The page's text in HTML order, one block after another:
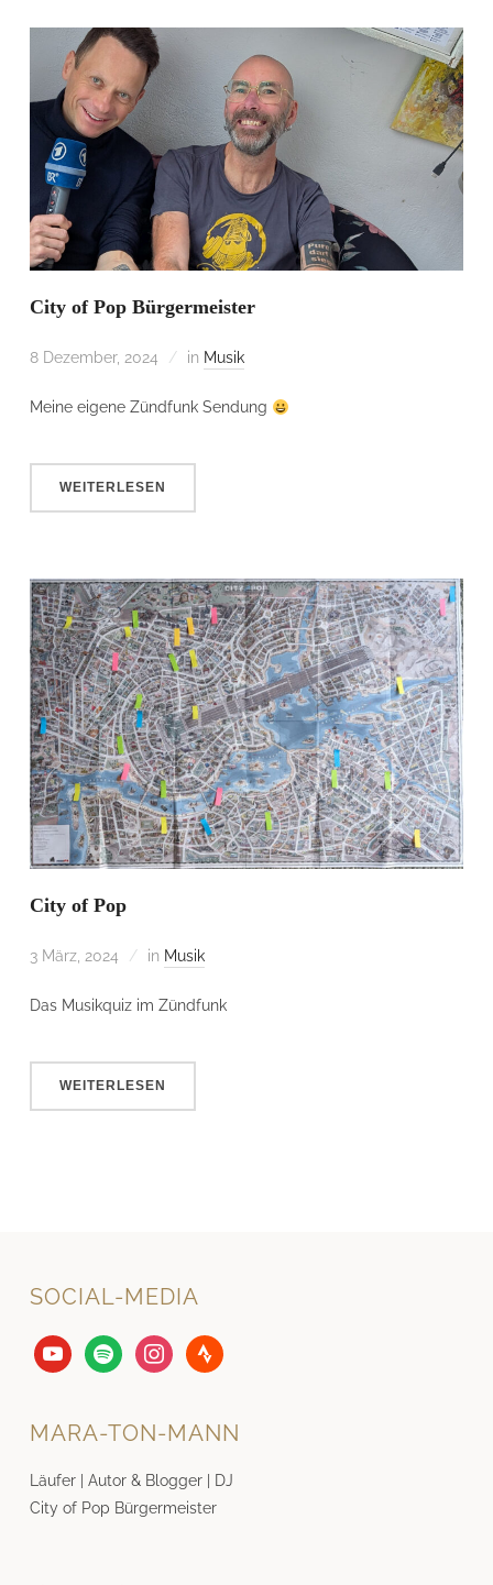
City of Pop Bürgermeister
8 Dezember, 2024 in Musik
Meine eigene Zündfunk Sendung
WEITERLESEN
City of Pop
3 März, 2024 in Musik
Das Musikquiz im Zündfunk
WEITERLESEN
SOCIAL-MEDIA
youtubespotify instagramstrava
MARA-TON-MANN
Läufer | Autor & Blogger | DJ
City of Pop Bürgermeister